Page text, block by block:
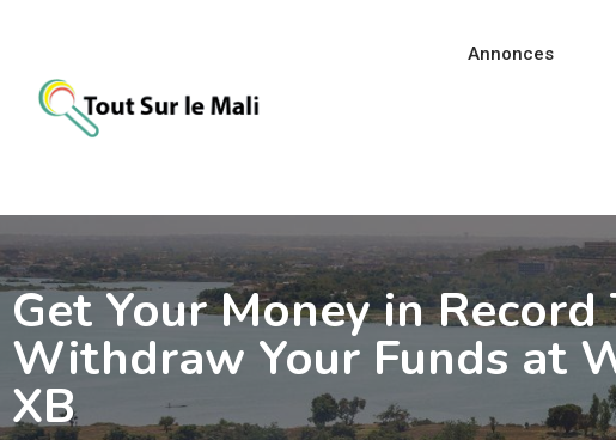
contenu
Annonces
Get Your Money in
Withdraw Your Funds at
XB